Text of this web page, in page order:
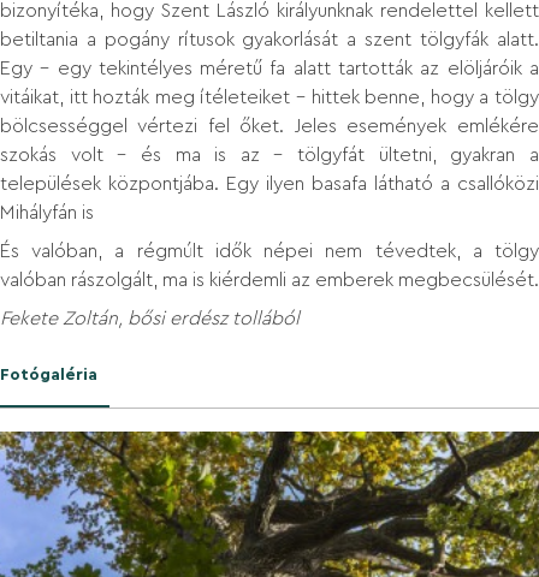
bizonyítéka, hogy Szent László királyunknak rendelettel kellett
betiltania a pogány rítusok gyakorlását a szent tölgyfák alatt.
Egy – egy tekintélyes méretű fa alatt tartották az elöljáróik a
vitáikat, itt hozták meg ítéleteiket – hittek benne, hogy a tölgy
bölcsességgel vértezi fel őket. Jeles események emlékére
szokás volt – és ma is az – tölgyfát ültetni, gyakran a
települések központjába. Egy ilyen basafa látható a csallóközi
Mihályfán is
És valóban, a régmúlt idők népei nem tévedtek, a tölgy
valóban rászolgált, ma is kiérdemli az emberek megbecsülését.
Fekete Zoltán, bősi erdész tollából
Fotógaléria